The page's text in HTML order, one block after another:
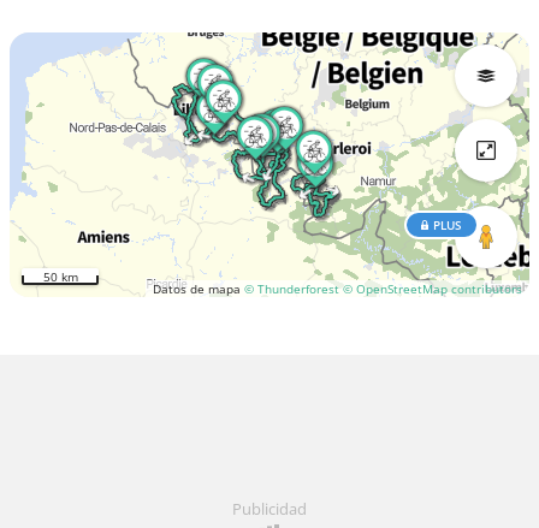
Datos de mapa © Thunderforest © OpenStreetMap contributors
PLUS
50 km
Publicidad